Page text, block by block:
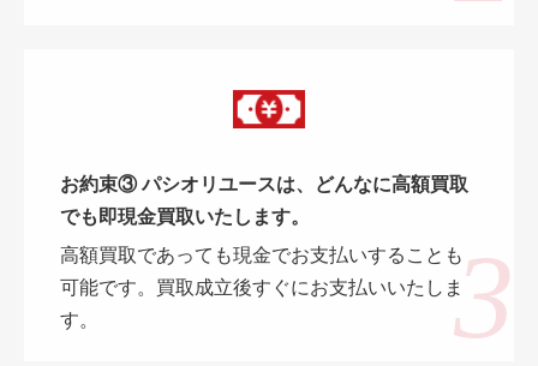
お約束③ パシオリユースは、どんなに高額買取
でも即現金買取いたします。
高額買取であっても現金でお支払いすることも
可能です。買取成立後すぐにお支払いいたしま
す。